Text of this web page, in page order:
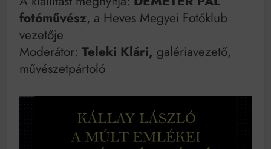
fotóművész, a Heves Megyei Fotóklub
vezetője
Moderátor: Teleki Klári, galériavezető,
művészetpártoló